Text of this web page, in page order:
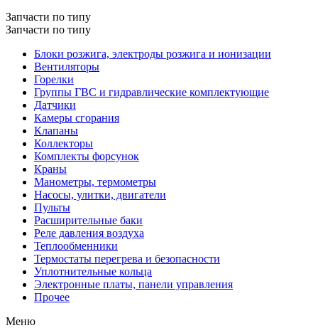
Запчасти по типу
Запчасти по типу
Блоки розжига, электроды розжига и ионизации
Вентиляторы
Горелки
Группы ГВС и гидравлические комплектующие
Датчики
Камеры сгорания
Клапаны
Коллекторы
Комплекты форсунок
Краны
Манометры, термометры
Насосы, улитки, двигатели
Пульты
Расширительные баки
Реле давления воздуха
Теплообменники
Термостаты перегрева и безопасности
Уплотнительные кольца
Электронные платы, панели управления
Прочее
Меню